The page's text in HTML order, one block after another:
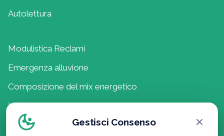
Autolettura
Modulistica Reclami
Emergenza alluvione
Composizione del mix energetico
Lavora con noi
Politica della QualitàGestisci Consenso